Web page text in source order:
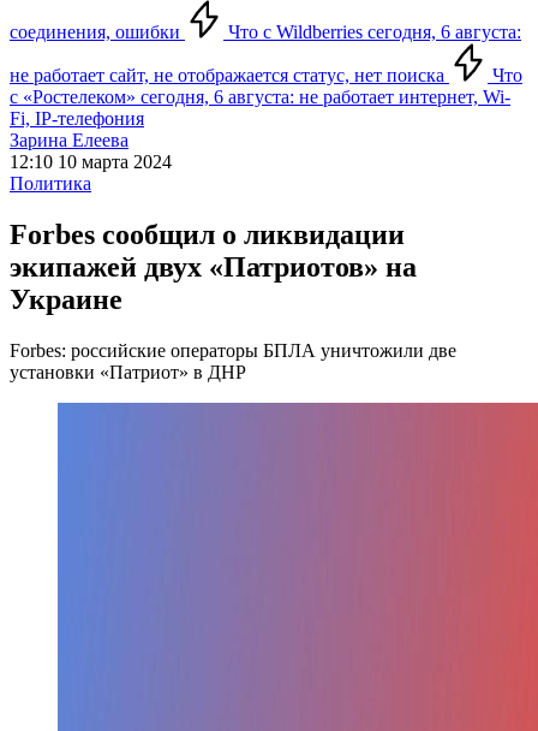
соединения, ошибки Что с Wildberries сегодня, 6 августа:
не работает сайт, не отображается статус, нет поиска
Что
с «Ростелеком» сегодня, 6 августа: не работает интернет, Wi-
Fi, IP-телефония
Зарина Елеева
12:10 10 марта 2024
Политика
Forbes сообщил о ликвидации
экипажей двух «Патриотов» на
Украине
Forbes: российские операторы БПЛА уничтожили две
установки «Патриот» в ДНР